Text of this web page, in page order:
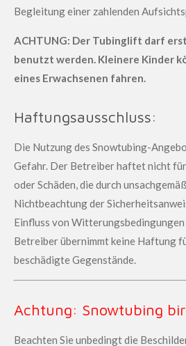
Begleitung einer zahlenden
ACHTUNG: Der Tubinglift darf
benutzt werden. Kleinere Kinder
eines Erwachsenen fahren.
Haftungsausschluss:
Die Nutzung des Snowtubing-
Gefahr. Der Betreiber haftet nicht
oder Schäden, die durch
Nichtbeachtung der
Einfluss von
Betreiber übernimmt keine Haftung
beschädigte Gegenstände.
Achtung: Snowtubing
Beachten Sie unbedingt die